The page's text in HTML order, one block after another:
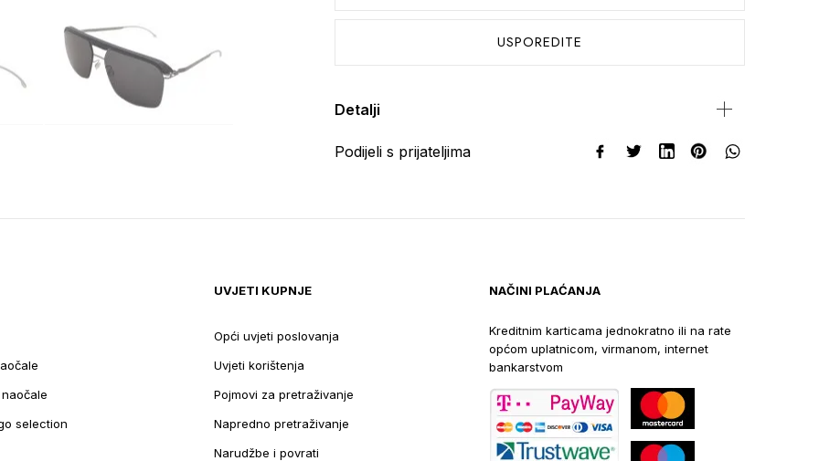
USPOREDITE
Detalji
Podijeli s prijateljima
selection
UVJETI KUPNJE
Opći uvjeti poslovanja
Uvjeti korištenja
Pojmovi za pretraživanje
Napredno pretraživanje
Narudžbe i povrati
NAČINI PLAĆANJA
Kreditnim karticama jednokratno ili na rate
općom uplatnicom, virmanom, internet
bankarstvom